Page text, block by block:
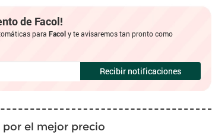
de Facol!
paraFacoly te avisaremos tan pronto como
Recibir notificaciones
el mejor precio